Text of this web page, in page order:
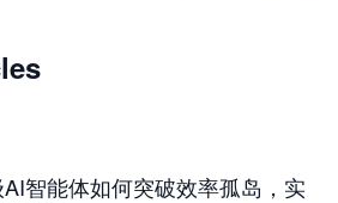
Agent 工作台
智能体如何突破效率孤岛，实